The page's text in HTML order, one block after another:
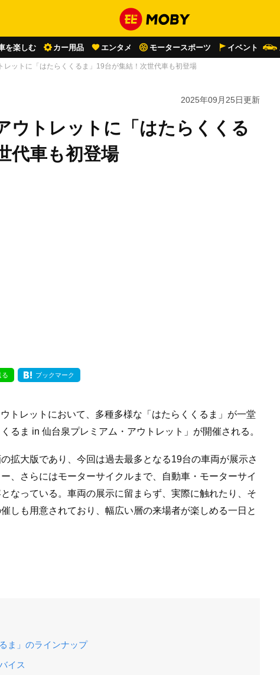
を楽しむ カー用品 エンタメ モータースポーツ イベント
レットに「はたらくくるま」19台が集結！次世代車も初登場
2025年09月25日更新
ウトレットに「はたらくくる
代車も初登場
る ブックマーク
トレットにおいて、多種多様な「はたらくくるま」が一堂
るま in 仙台泉プレミアム・アウトレット」が開催される。
拡大版であり、今回は過去最多となる19台の車両が展示さ
、さらにはモーターサイクルまで、自動車・モーターサイ
なっている。車両の展示に留まらず、実際に触れたり、そ
しも用意されており、幅広い層の来場者が楽しめる一日と
ま」のラインナップ
イス